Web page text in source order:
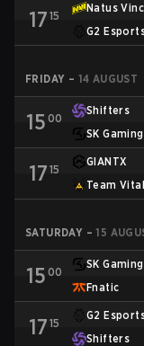
17 15
Natus
G2
FRIDAY – 14 AUGUST
15 00
Shifters
SK Gaming
17 15
GIANTX
Team
SATURDAY – 15
15 00
SK Gaming
Fnatic
17 15
G2
Shifters